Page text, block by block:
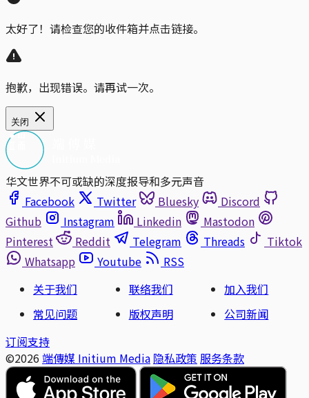
太好了！请检查您的收件箱并点击链接。
抱歉，出现错误。请再试一次。
关闭
华文世界不可或缺的深度报导和多元声音
Facebook
Twitter Bluesky
Discord
Github
Instagram Linkedin
Mastodon
Pinterest
Reddit Telegram Threads
Tiktok
Whatsapp
Youtube
RSS
关于我们
联络我们
加入我们
常见问题
版权声明
公司新闻
订阅支持
©2026 端傳媒 Initium Media 隐私政策 服务条款